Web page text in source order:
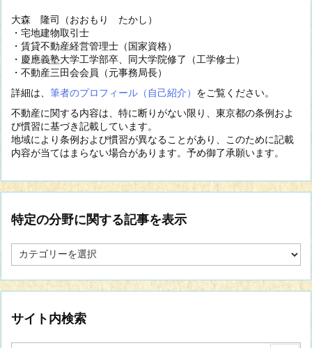
大森 隆司（おおもり たかし）
・宅地建物取引士
・賃貸不動産経営管理士（国家資格）
・慶應義塾大学工学部卒、同大学院修了（工学修士）
・不動産三田会会員（元事務局長）
詳細は、 筆者のプロフィール（自己紹介） をご覧ください。
不動産に関する内容は、特に断りがない限り、東京都の条例およ
び慣習に基づき記載しています。
地域により条例および慣習が異なることがあり、このために記載
内容が当てはまらない場合があります。予め御了承願います。
特定の分野に関する記事を表示
定
分
に
関
す
サイト内検索